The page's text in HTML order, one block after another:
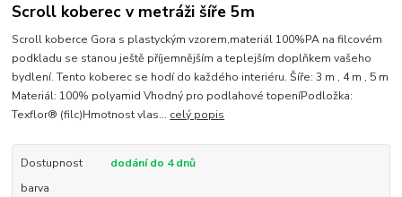
Scroll koberec v metráži šíře 5m
Scroll koberce Gora s plastyckým vzorem,materiál 100%PA na filcovém
podkladu se stanou ještě příjemnějším a teplejším doplňkem vašeho
bydlení. Tento koberec se hodí do každého interiéru. Šíře: 3 m , 4 m , 5 m
Materiál: 100% polyamid Vhodný pro podlahové topeníPodložka:
Texflor® (filc)Hmotnost vlas... celý popis
Dostupnost
dodání do 4 dnů
barva